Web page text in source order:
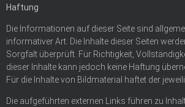
Haftung
Die Informationen auf dieser Seite sind
informativer Art. Die Inhalte dieser Seiten
Sorgfalt überprüft. Für Richtigkeit,
dieser Inhalte kann jedoch keine Haftung
Für die Inhalte von Bildmaterial haftet der
Die aufgeführten externen Links führen zu